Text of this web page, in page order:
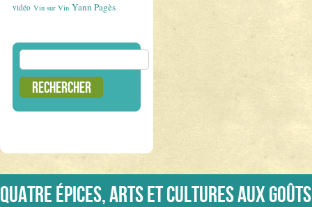
vidéo Vin sur Vin Yann Pagès
Rechercher :
Quatre épices, arts et cultures aux